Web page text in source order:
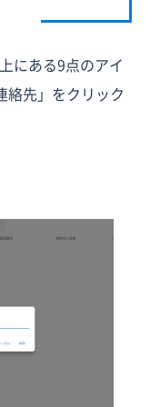
にある9点のアイ
絡先」をクリック